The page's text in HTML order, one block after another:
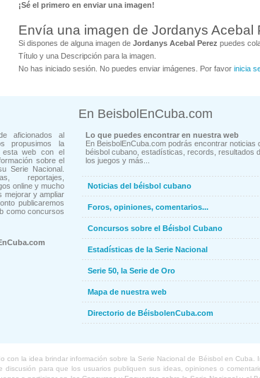
¡Sé el primero en enviar una imagen!
Envía una imagen de Jordanys Acebal
Si dispones de alguna imagen de Jordanys Acebal Perez puedes
Título y una Descripción para la imagen.
No has iniciado sesión. No puedes enviar imágenes. Por favor inicia
aficionados al
propusimos la
esta web con el
sobre el
Serie Nacional.
reportajes,
online y mucho
mejorar y ampliar
publicaremos
como concursos
En BeisbolEnCuba.com
Lo que puedes encontrar en nuestra web
En BeisbolEnCuba.com podrás encontrar noticias
béisbol cubano, estadísticas, records, resultados
los juegos y más...
Noticias del béisbol cubano
Foros, opiniones, comentarios...
Concursos sobre el Béisbol Cubano
Estadísticas de la Serie Nacional
Serie 50, la Serie de Oro
Mapa de nuestra web
Directorio de BéisbolenCuba.com
con la idea brindar información sobre la Serie Nacional de Béisbol en
discusión para que los usuarios publiquen sus ideas, opiniones o